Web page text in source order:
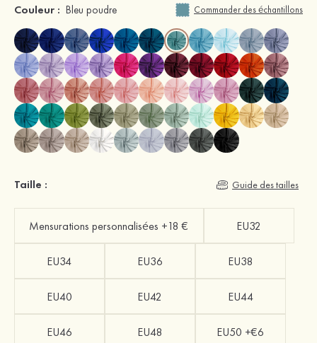
Couleur : Bleu poudre Commander des échantillons
Taille : Guide des tailles
Mensurations personnalisées +18 € EU32
EU34 EU36 EU38
EU40 EU42 EU44
EU46 EU48 EU50 +€6